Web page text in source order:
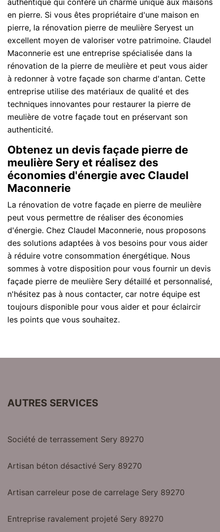
authentique qui confère un charme unique aux maisons
en pierre. Si vous êtes propriétaire d'une maison en
pierre, la rénovation pierre de meulière Seryest un
excellent moyen de valoriser votre patrimoine. Claudel
Maconnerie est une entreprise spécialisée dans la
rénovation de la pierre de meulière et peut vous aider
à redonner à votre façade son charme d'antan. Cette
entreprise utilise des matériaux de qualité et des
techniques innovantes pour restaurer la pierre de
meulière de votre façade tout en préservant son
authenticité.
Obtenez un devis façade pierre de
meulière Sery et réalisez des
économies d'énergie avec Claudel
Maconnerie
La rénovation de votre façade en pierre de meulière
peut vous permettre de réaliser des économies
d'énergie. Chez Claudel Maconnerie, nous proposons
des solutions adaptées à vos besoins pour vous aider
à réduire votre consommation énergétique. Nous
sommes à votre disposition pour vous fournir un devis
façade pierre de meulière Sery détaillé et personnalisé,
n'hésitez pas à nous contacter, car notre équipe est
toujours disponible pour vous aider et pour éclaircir
les points que vous souhaitez.
AUTRES SERVICES
Société de terrassement Sery 89270
Artisan béton désactivé Sery 89270
Artisan carreleur pose de carrelage Sery 89270
Entreprise ravalement projeté Sery 89270